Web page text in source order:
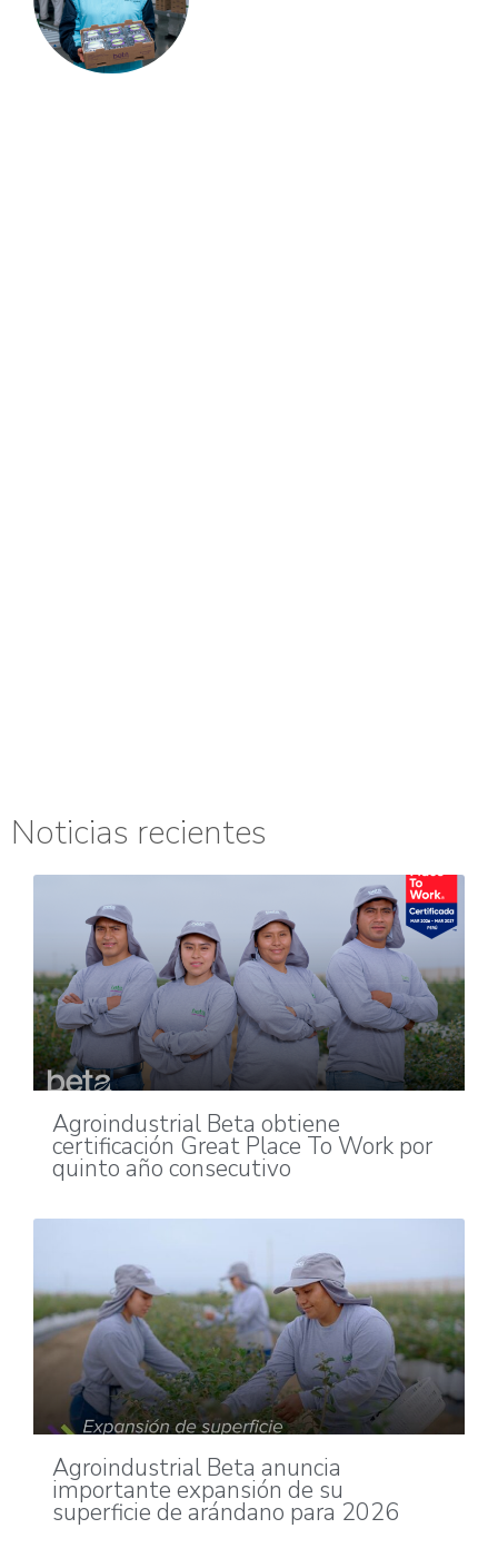
Noticias recientes
Agroindustrial Beta obtiene
certificación Great Place To Work por
quinto año consecutivo
Agroindustrial Beta anuncia
importante expansión de su
superficie de arándano para 2026